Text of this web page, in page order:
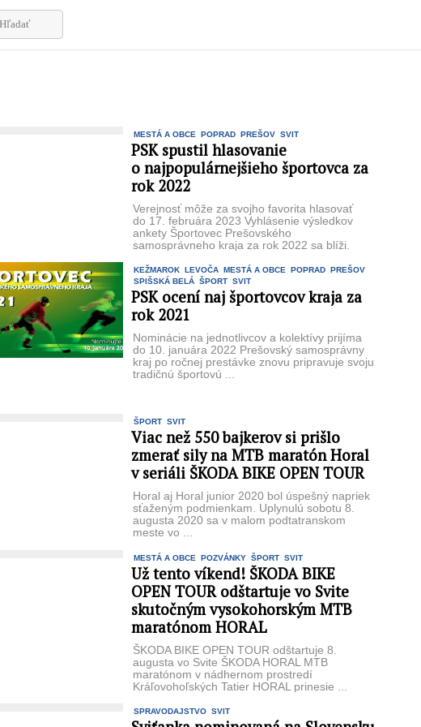
MESTÁ A OBCE POPRAD PREŠOV SVIT
PSK spustil hlasovanie
o najpopulárnejšieho športovca za
rok 2022
Verejnosť môže za svojho favorita hlasovať
do 17. februára 2023 Vyhlásenie výsledkov
ankety Športovec Prešovského
samosprávneho kraja za rok 2022 sa blíži.
KEŽMAROK LEVOČA MESTÁ A OBCE POPRAD PREŠOV
SPIŠSKÁ BELÁ ŠPORT SVIT
PSK ocení naj športovcov kraja za
rok 2021
Nominácie na jednotlivcov a kolektívy prijíma
do 10. januára 2022 Prešovský samosprávny
kraj po ročnej prestávke znovu pripravuje svoju
tradičnú športovú ...
ŠPORT SVIT
Viac než 550 bajkerov si prišlo
zmerať sily na MTB maratón Horal
v seriáli ŠKODA BIKE OPEN TOUR
Horal aj Horal junior 2020 bol úspešný napriek
sťaženým podmienkam. Uplynulú sobotu 8.
augusta 2020 sa v malom podtatranskom
meste vo ...
MESTÁ A OBCE POZVÁNKY ŠPORT SVIT
Už tento víkend! ŠKODA BIKE
OPEN TOUR odštartuje vo Svite
skutočným vysokohorským MTB
maratónom HORAL
ŠKODA BIKE OPEN TOUR odštartuje 8.
augusta vo Svite ŠKODA HORAL MTB
maratónom v nádhernom prostredí
Kráľovohoľských Tatier HORAL prinesie ...
SPRAVODAJSTVO SVIT